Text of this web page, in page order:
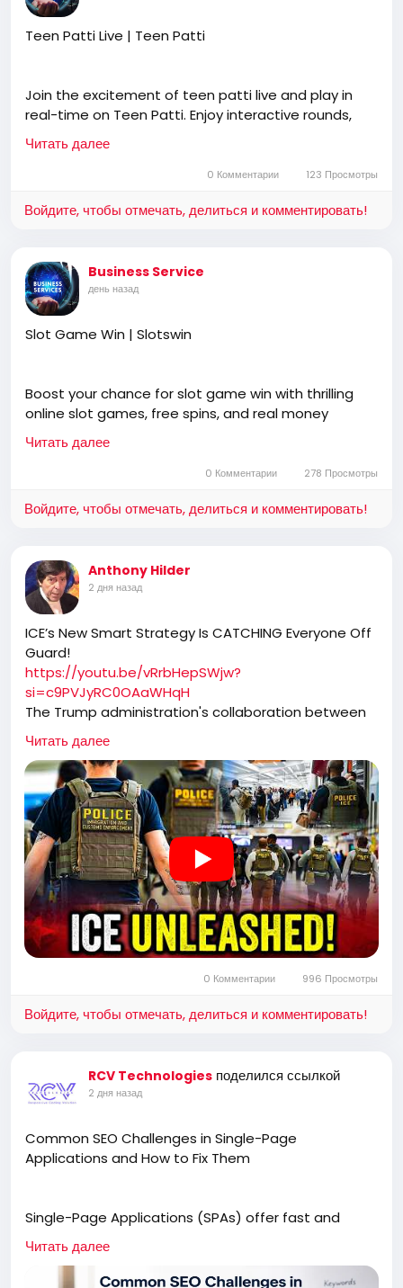
1611, Jesus, Jesus Christ, Lord Jesus Christ,
Yeshua, Yeshua Messiah, Bible, King James Bible,
Vulgate, Jesus, fundamental, salvation, eternal
security, independent, non denominational, non
Baptist, non Pentecostal, non charismatic, non
pennsylvania, united states, rightly, dividing,
Timothy 2:15, Pauline, home-style Bible classes,
Body of Christ, old Adam, dispensation, gospel,
tribulation, grace, Jews, Hebrews, Israelites
Teen Patti Live | Teen Patti
Join the excitement of teen patti live and play in
real-time on Teen Patti. Enjoy interactive rounds,
strategic challenges, and a thrilling live gaming
experience that keeps players coming back for
Читать далее
0 Комментарии 123 Просмотры
Войдите, чтобы отмечать, делиться и комментировать!
Business Service
день назад
Slot Game Win | Slotswin
Boost your chance for slot game win with thrilling
online slot games, free spins, and real money
payouts at slotswin, offering secure payments, easy
registration, and hundreds of exciting digital games
Читать далее
0 Комментарии 278 Просмотры
Войдите, чтобы отмечать, делиться и комментировать!
Anthony Hilder
2 дня назад
ICE’s New Smart Strategy Is CATCHING Everyone Off
Guard!
https://youtu.be/vRrbHepSWjw?
si=c9PVJyRC0OAaWHqH
The Trump administration's collaboration between
ICE and TSA has transformed airport security into a
high-efficiency immigration enforcement operation.
By capturing individuals who have already identified
themselves at security checkpoints, ICE has not only
ramped up apprehensions but also removed
dangerous criminals from the streets, contributing
to significant drops in national crime rates.
Читать далее
0 Комментарии 996 Просмотры
Войдите, чтобы отмечать, делиться и комментировать!
RCV Technologies поделился ссылкой
2 дня назад
Common SEO Challenges in Single-Page
Applications and How to Fix Them
Single-Page Applications (SPAs) offer fast and
engaging user experiences, but they can also
create unique SEO challenges. This article explores
common issues such as JavaScript rendering,
Читать далее